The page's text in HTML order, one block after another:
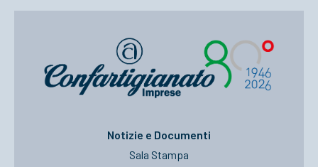
Notizie e Documenti
Sala Stampa